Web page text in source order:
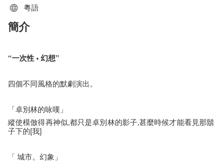
粵語
簡介
“一次性•幻想”
四個不同風格的默劇演出。
「卓別林的咏嘆」
縱使模倣得再神似,都只是卓別林的影子,甚麼時候才能看見那鬍
子下的[我]
「 城市。幻象」